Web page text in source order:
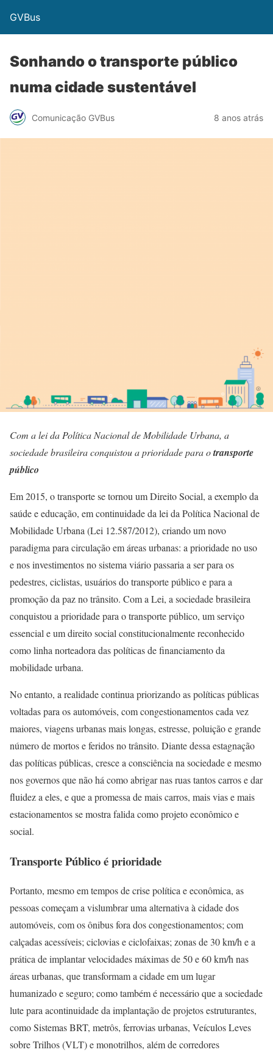
GVBus
Sonhando o transporte público
numa cidade sustentável
Comunicação GVBus 8 anos atrás
Com a lei da Política Nacional de Mobilidade Urbana, a
sociedade brasileira conquistou a prioridade para otransporte
público
Em 2015, o transporte se tornou um Direito Social, a exemplo da
saúde e educação, em continuidade da lei da Política Nacional de
Mobilidade Urbana (Lei 12.587/2012), criando um novo
paradigma para circulação em áreas urbanas: a prioridade no uso
e nos investimentos no sistema viário passaria a ser para os
pedestres, ciclistas, usuários do transporte público e para a
promoção da paz no trânsito. Com a Lei, a sociedade brasileira
conquistou a prioridade para o transporte público, um serviço
essencial e um direito social constitucionalmente reconhecido
como linha norteadora das políticas de financiamento da
mobilidade urbana.
No entanto, a realidade continua priorizando as políticas públicas
voltadas para os automóveis, com congestionamentos cada vez
maiores, viagens urbanas mais longas, estresse, poluição e grande
número de mortos e feridos no trânsito. Diante dessa estagnação
das políticas públicas, cresce a consciência na sociedade e mesmo
nos governos que não há como abrigar nas ruas tantos carros e dar
fluidez a eles, e que a promessa de mais carros, mais vias e mais
estacionamentos se mostra falida como projeto econômico e
social.
Transporte Público é prioridade
Portanto, mesmo em tempos de crise política e econômica, as
pessoas começam a vislumbrar uma alternativa à cidade dos
automóveis, com os ônibus fora dos congestionamentos; com
calçadas acessíveis; ciclovias e ciclofaixas; zonas de 30 km/h e a
prática de implantar velocidades máximas de 50 e 60 km/h nas
áreas urbanas, que transformam a cidade em um lugar
humanizado e seguro; como também é necessário que a sociedade
lute para acontinuidade da implantação de projetos estruturantes,
como Sistemas BRT, metrôs, ferrovias urbanas, Veículos Leves
sobre Trilhos (VLT) e monotrilhos, além de corredores